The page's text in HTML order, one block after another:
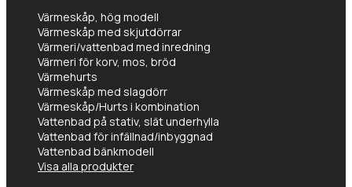
Värmeskåp, hög modell
Värmeskåp med skjutdörrar
Värmeri/vattenbad med inredning
Värmeri för korv, mos, bröd
Värmehurts
Värmeskåp med slagdörr
Värmeskåp/Hurts i kombination
Vattenbad på stativ, slät underhylla
Vattenbad för infällnad/inbyggnad
Vattenbad bänkmodell
Visa alla produkter